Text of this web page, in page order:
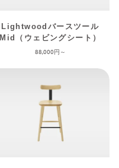
Lightwoodバースツール
Mid（ウェビングシート）
88,000